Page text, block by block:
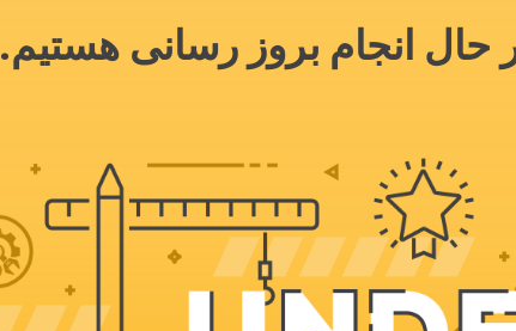
انجام بروز رسانی هستیم.